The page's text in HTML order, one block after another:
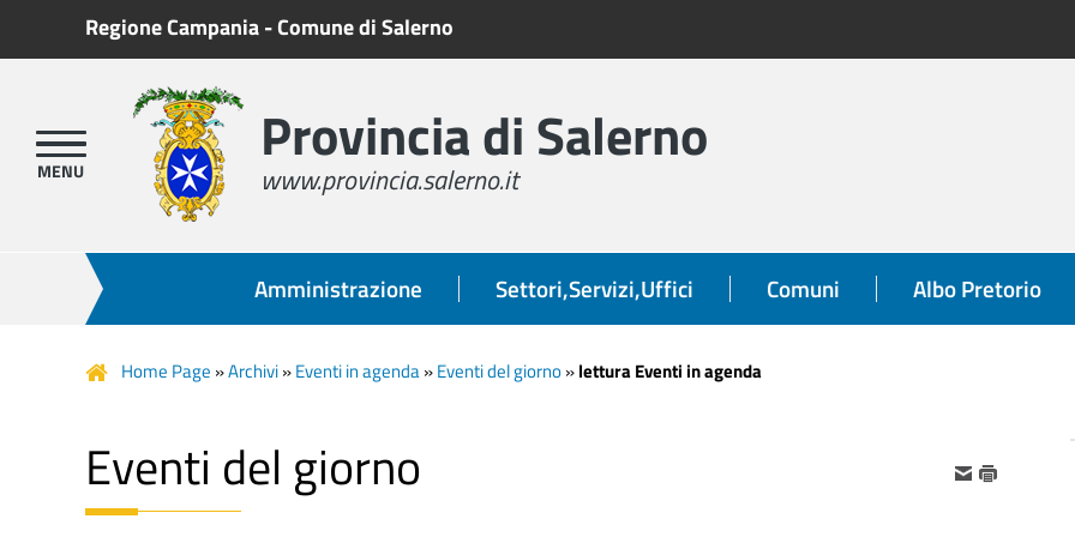
Regione Campania-Comune di Salerno
Provincia di Salerno
www.provincia.salerno.it
Amministrazione Settori,Servizi,Uffici Comuni Albo Pretorio
Home Page »Archivi»Eventi in agenda»Eventi del giorno»lettura Eventi in agenda
Eventi del giorno